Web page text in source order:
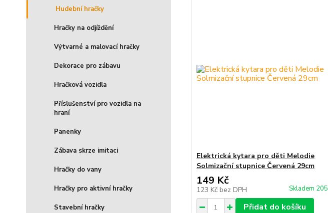
Hudební hračky
Hračky na odjíždění
Výtvarné a malovací hračky
Dekorace pro zábavu
Hračková vozidla
Příslušenství pro vozidla na
hraní
Panenky
Zábava skrze imitaci
Hračky do vany
Hračky pro aktivní hračky
Stavební hračky
Elektrická kytara pro děti Melodie
Solmizační stupnice Červená 29cm
149 Kč
123 Kč bez DPH Skladem 205
Přidat do košíku